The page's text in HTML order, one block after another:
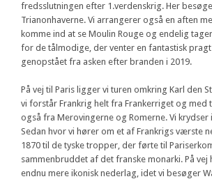
fredsslutningen efter 1.verdenskrig. Her
Trianonhaverne. Vi arrangerer også en aften
komme ind at se Moulin Rouge og endelig
for de tålmodige, der venter en fantastisk
genopstået fra asken efter branden i 2019.
På vej til Paris ligger vi turen omkring Karl den
vi forstår Frankrig helt fra Frankerriget og med
også fra Merovingerne og Romerne. Vi krydser
Sedan hvor vi hører om et af Frankrigs værste
1870 til de tyske tropper, der førte til
sammenbruddet af det franske monarki. På vej
endnu mere ikonisk nederlag, idet vi besøger